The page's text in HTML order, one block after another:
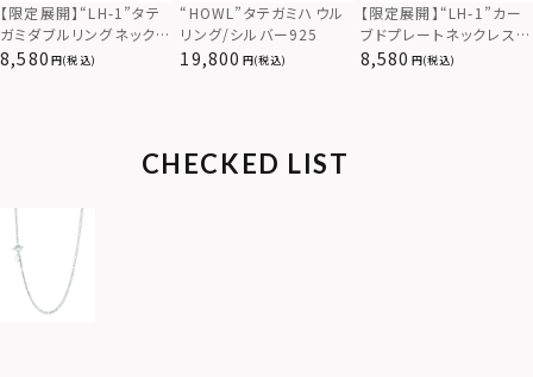
【限定展開】“LH-1”タテ
ガミダブルリングネックレ
ス（ツイスト/シルバー）/
8,580 (税込)
“HOWL”タテガミハウル
リング/シルバー925
19,800 (税込)
【限定展開】“LH-1”カー
ブドプレートネックレス/
サージカルステンレス（金
8,580 (税込)
CHECKED LIST